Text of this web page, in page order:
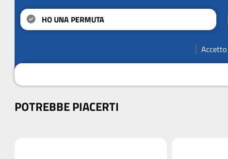
HO UNA PERMUTA
Accetto
POTREBBE PIACERTI